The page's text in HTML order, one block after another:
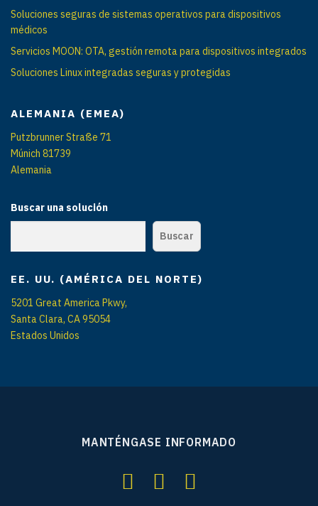
Soluciones seguras de sistemas operativos para dispositivos
médicos
Servicios MOON: OTA, gestión remota para dispositivos integrados
Soluciones Linux integradas seguras y protegidas
ALEMANIA (EMEA)
Putzbrunner Straße 71
Múnich 81739
Alemania
Buscar una solución
Buscar
EE. UU. (AMÉRICA DEL NORTE)
5201 Great America Pkwy,
Santa Clara, CA 95054
Estados Unidos
MANTÉNGASE INFORMADO